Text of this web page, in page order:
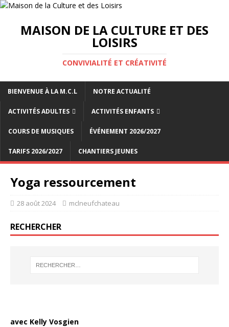
MAISON DE LA CULTURE ET DES
LOISIRS
CONVIVIALITÉ ET CRÉATIVITÉ
BIENVENUE À LA M.C.L NOTRE ACTUALITÉ
ACTIVITÉS ADULTES ACTIVITÉS ENFANTS
COURS DE MUSIQUES ÉVÉNEMENT 2026/2027
TARIFS 2026/2027 CHANTIERS JEUNES
Yoga ressourcement
28 août 2024 mclneufchateau
RECHERCHER
avec Kelly Vosgien